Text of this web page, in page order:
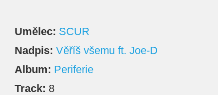
Umělec: SCUR
Nadpis: Věříš všemu ft. Joe-D
Album: Periferie
Track: 8